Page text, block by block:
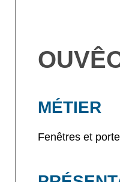
MÉTIER
Fenêtres et